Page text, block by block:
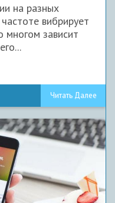
на разных
вибрирует
многом зависит
Читать Далее